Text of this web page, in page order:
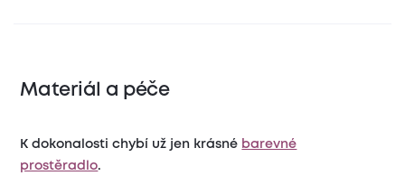
Materiál a péče
K dokonalosti chybí už jen krásné barevné
prostěradlo.